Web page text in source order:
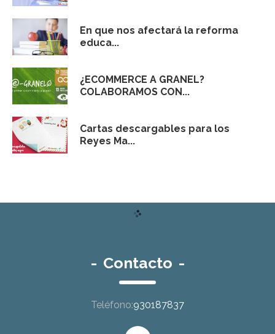
En que nos afectará la reforma
educa...
¿ECOMMERCE A GRANEL?
COLABORAMOS CON...
Cartas descargables para los
Reyes Ma...
- Contacto -
Teléfono:930187837